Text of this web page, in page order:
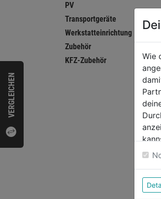
VERGLEICHEN
PV
Transportgeräte
Werkstatteinrichtung
Zubehör
KFZ-Zubehör
Wie